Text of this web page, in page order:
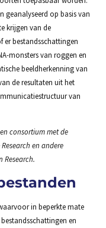
geanalyseerd op basis van
krijgen van de
bestandsschattingen
monsters van roggen en
beeldherkenning van
de resultaten uit het
van
consortium met de
en andere
Research.
in beperkte mate
en